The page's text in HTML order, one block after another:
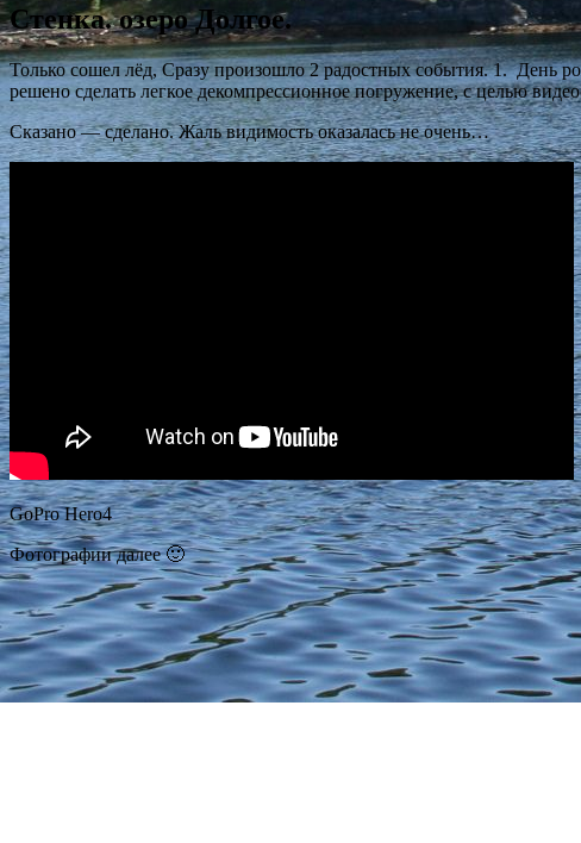
Стенка. озеро Долгое.
Только сошел лёд, Сразу произошло 2 радостных события. 1.
решено сделать легкое декомпрессионное погружение, с целью
Сказано — сделано. Жаль видимость оказалась не очень…
GoPro Hero4
Фотографии далее 🙂